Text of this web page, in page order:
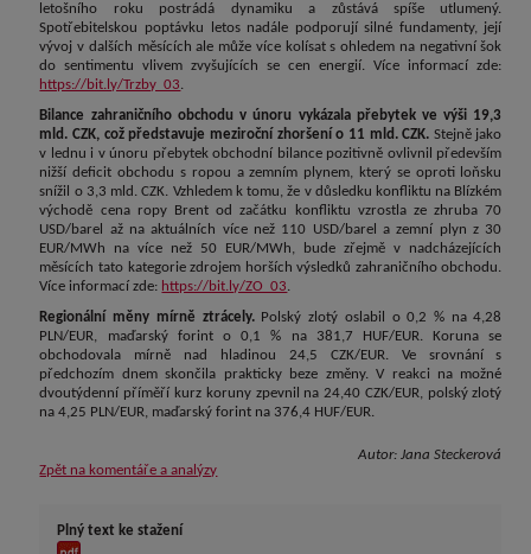
letošního roku postrádá dynamiku a zůstává spíše utlumený.
Spotřebitelskou poptávku letos nadále podporují silné fundamenty, její
vývoj v dalších měsících ale může více kolísat s ohledem na negativní šok
do sentimentu vlivem zvyšujících se cen energií. Více informací zde:
https://bit.ly/Trzby_03.
Bilance zahraničního obchodu v únoru vykázala přebytek ve výši 19,3
mld. CZK, což představuje meziroční zhoršení o 11 mld. CZK. Stejně jako
v lednu i v únoru přebytek obchodní bilance pozitivně ovlivnil především
nižší deficit obchodu s ropou a zemním plynem, který se oproti loňsku
snížil o 3,3 mld. CZK. Vzhledem k tomu, že v důsledku konfliktu na Blízkém
východě cena ropy Brent od začátku konfliktu vzrostla ze zhruba 70
USD/barel až na aktuálních více než 110 USD/barel a zemní plyn z 30
EUR/MWh na více než 50 EUR/MWh, bude zřejmě v nadcházejících
měsících tato kategorie zdrojem horších výsledků zahraničního obchodu.
Více informací zde: https://bit.ly/ZO_03.
Regionální měny mírně ztrácely. Polský zlotý oslabil o 0,2 % na 4,28
PLN/EUR, maďarský forint o 0,1 % na 381,7 HUF/EUR. Koruna se
obchodovala mírně nad hladinou 24,5 CZK/EUR. Ve srovnání s
předchozím dnem skončila prakticky beze změny. V reakci na možné
dvoutýdenní příměří kurz koruny zpevnil na 24,40 CZK/EUR, polský zlotý
na 4,25 PLN/EUR, maďarský forint na 376,4 HUF/EUR.
Autor: Jana Steckerová
Zpět na komentáře a analýzy
Plný text ke stažení